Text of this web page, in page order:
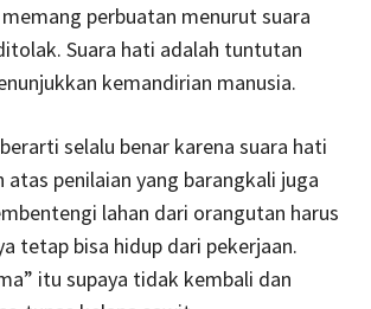
perbuatan menurut suara
Suara hati adalah tuntutan
kemandirian manusia.
selalu benar karena suara hati
atas penilaian yang barangkali juga
lahan dari orangutan harus
tetap bisa hidup dari pekerjaan.
itu supaya tidak kembali dan